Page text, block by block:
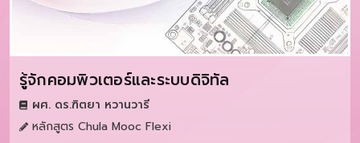
รู้จักคอมพิวเตอร์และระบบดิจิทัล
ผศ. ดร.ฑิตยา หวานวารี
หลักสูตร Chula Mooc Flexi